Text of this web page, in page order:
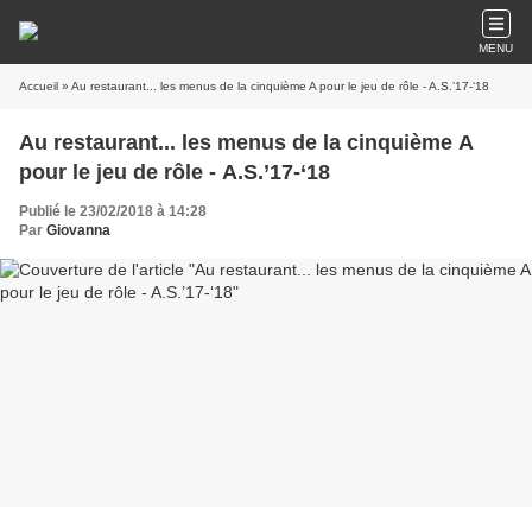
MENU
Accueil » Au restaurant... les menus de la cinquième A pour le jeu de rôle - A.S.’17-‘18
Au restaurant... les menus de la cinquième A
pour le jeu de rôle - A.S.’17-‘18
Publié le 23/02/2018 à 14:28
Par Giovanna